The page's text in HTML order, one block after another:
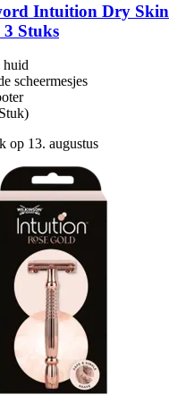
Intuition Dry Skin
3 Stuks
huid
scheermesjes
op 13. augustus